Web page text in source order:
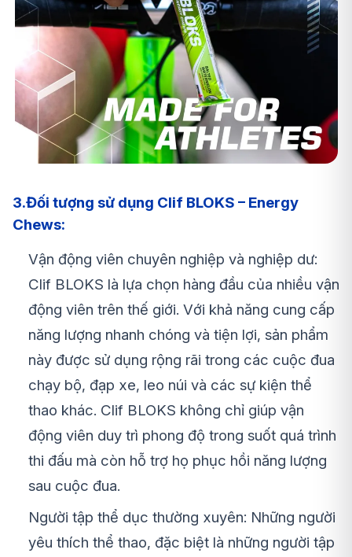
3.Đối tượng sử dụng Clif BLOKS – Energy
Chews:
Vận động viên chuyên nghiệp và nghiệp dư:
Clif BLOKS là lựa chọn hàng đầu của nhiều vận
động viên trên thế giới. Với khả năng cung cấp
năng lượng nhanh chóng và tiện lợi, sản phẩm
này được sử dụng rộng rãi trong các cuộc đua
chạy bộ, đạp xe, leo núi và các sự kiện thể
thao khác. Clif BLOKS không chỉ giúp vận
động viên duy trì phong độ trong suốt quá trình
thi đấu mà còn hỗ trợ họ phục hồi năng lượng
sau cuộc đua.
Người tập thể dục thường xuyên: Những người
yêu thích thể thao, đặc biệt là những người tập